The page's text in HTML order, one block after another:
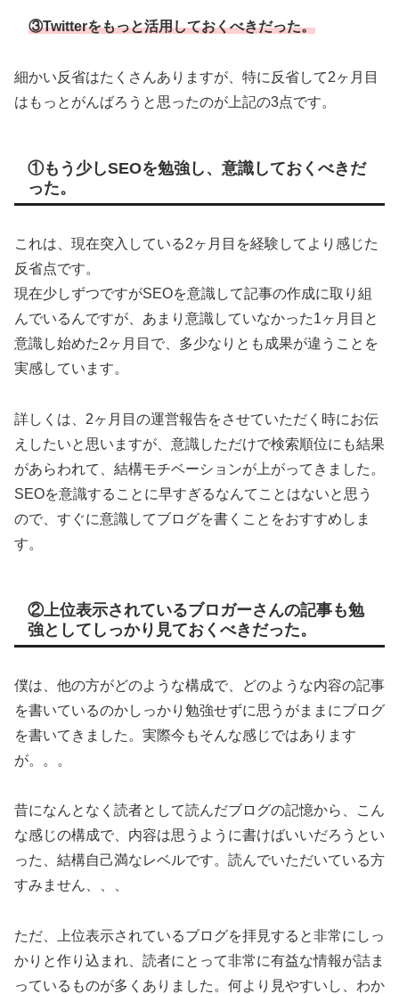
③Twitterをもっと活用しておくべきだった。
細かい反省はたくさんありますが、特に反省して2ヶ月目
はもっとがんばろうと思ったのが上記の3点です。
①もう少しSEOを勉強し、意識しておくべきだ
った。
これは、現在突入している2ヶ月目を経験してより感じた
反省点です。
現在少しずつですがSEOを意識して記事の作成に取り組
んでいるんですが、あまり意識していなかった1ヶ月目と
意識し始めた2ヶ月目で、多少なりとも成果が違うことを
実感しています。
詳しくは、2ヶ月目の運営報告をさせていただく時にお伝
えしたいと思いますが、意識しただけで検索順位にも結果
があらわれて、結構モチベーションが上がってきました。
SEOを意識することに早すぎるなんてことはないと思う
ので、すぐに意識してブログを書くことをおすすめしま
す。
②上位表示されているブロガーさんの記事も勉
強としてしっかり見ておくべきだった。
僕は、他の方がどのような構成で、どのような内容の記事
を書いているのかしっかり勉強せずに思うがままにブログ
を書いてきました。実際今もそんな感じではあります
が。。。
昔になんとなく読者として読んだブログの記憶から、こん
な感じの構成で、内容は思うように書けばいいだろうとい
った、結構自己満なレベルです。読んでいただいている方
すみません、、、
ただ、上位表示されているブログを拝見すると非常にしっ
かりと作り込まれ、読者にとって非常に有益な情報が詰ま
っているものが多くありました。何より見やすいし、わか